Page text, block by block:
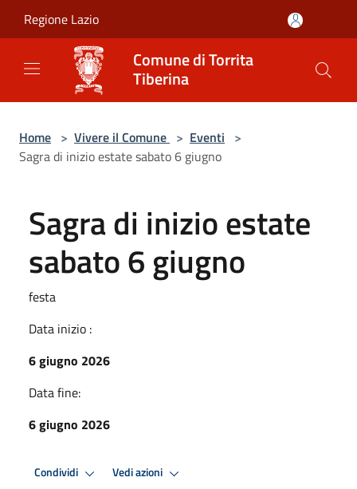
Regione Lazio
Comune di Torrita
Tiberina
Home > Vivere il Comune > Eventi >
Sagra di inizio estate sabato 6 giugno
Sagra di inizio estate
sabato 6 giugno
festa
Data inizio :
6 giugno 2026
Data fine:
6 giugno 2026
Condividi Vedi azioni